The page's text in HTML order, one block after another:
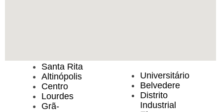
Santa Rita
Altinópolis
Centro
Lourdes
Grã-
Universitário
Belvedere
Distrito
Industrial